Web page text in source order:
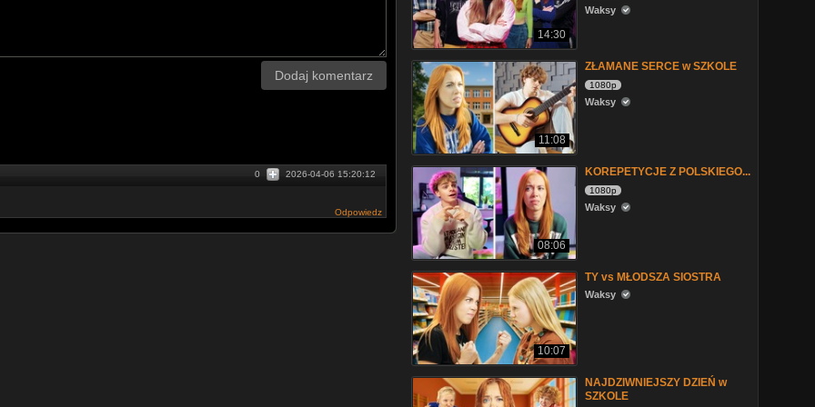
Dodaj komentarz
2026-04-06 15:20:12
0
Odpowiedz
14:30
Waksy
11:08
ZŁAMANE SERCE w SZKOLE
1080p
Waksy
08:06
KOREPETYCJE Z POLSKIEGO...
1080p
Waksy
10:07
TY vs MŁODSZA SIOSTRA
Waksy
NAJDZIWNIEJSZY DZIEŃ w
SZKOLE